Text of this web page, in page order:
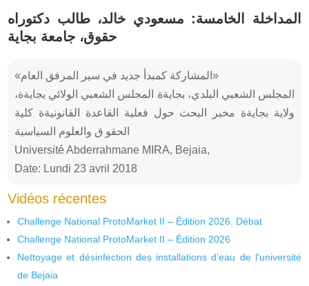
المداخلة الخامسة: مسعودي خالد، طالب دكتوراه
حقوق، جامعة بجاية
«المشاركة كمبدأ جديد في سير المرفق العام»
المجلس الشعبي البلدي، بجايةة المجلس الشعبي الولائي بجايةة،
ولاية بجايةة مخبر البحث حول فعلية القاعدة القانونيةة كلية
الحقو ق والعلوم السياسية
Université Abderrahmane MIRA, Bejaia,
Date: Lundi 23 avril 2018
Vidéos récentes
Challenge National ProtoMarket II – Édition 2026. Débat
Challenge National ProtoMarket II – Édition 2026
Nettoyage et désinfection des installations d’eau de l’université
de Bejaia